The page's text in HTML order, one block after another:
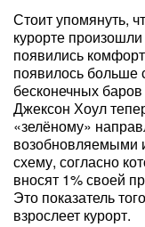
Стоит упомянуть,
курорте
появились
появилось больше
бесконечных
Джексон Хоул
«зелёному»
возобновляемыми
схему, согласно
вносят 1% своей
Это показатель
взрослеет курорт.